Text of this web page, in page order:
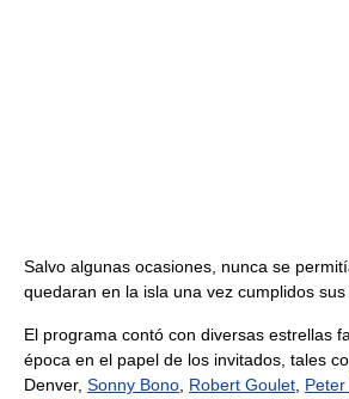
Salvo algunas ocasiones, nunca se
quedaran en la isla una vez cumplidos sus
El programa contó con diversas estrellas
época en el papel de los invitados, tales
Denver, Sonny Bono Robert Goulet